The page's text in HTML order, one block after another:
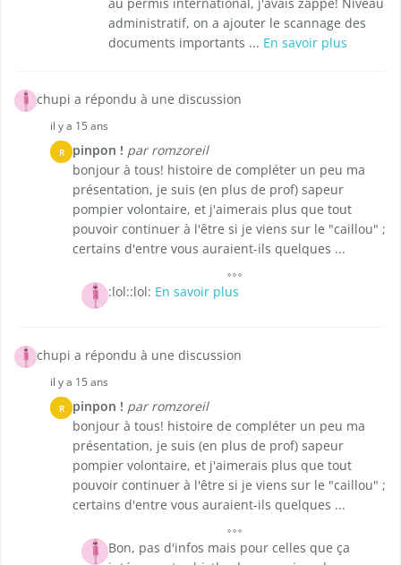
administratif, on a ajouter le scannage des
documents importants ... En savoir plus
chupi a répondu à une discussion
il y a 15 ans
R pinpon ! par romzoreil
bonjour à tous! histoire de compléter un peu ma
présentation, je suis (en plus de prof) sapeur
pompier volontaire, et j'aimerais plus que tout
pouvoir continuer à l'être si je viens sur le "caillou" ;
certains d'entre vous auraient-ils quelques ...
:lol::lol: En savoir plus
chupi a répondu à une discussion
il y a 15 ans
R pinpon ! par romzoreil
bonjour à tous! histoire de compléter un peu ma
présentation, je suis (en plus de prof) sapeur
pompier volontaire, et j'aimerais plus que tout
pouvoir continuer à l'être si je viens sur le "caillou" ;
certains d'entre vous auraient-ils quelques ...
Bon, pas d'infos mais pour celles que ça